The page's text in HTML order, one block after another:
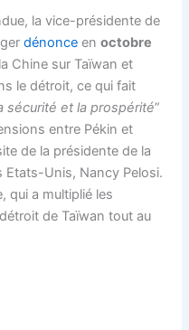
la vice-présidente de
dénonce enoctobre
Chine sur Taïwan et
le détroit, ce qui fait
sécurité et la prospérité”
entre Pékin et
de la présidente de la
Unis, Nancy Pelosi.
qui a multiplié les
de Taïwan tout au